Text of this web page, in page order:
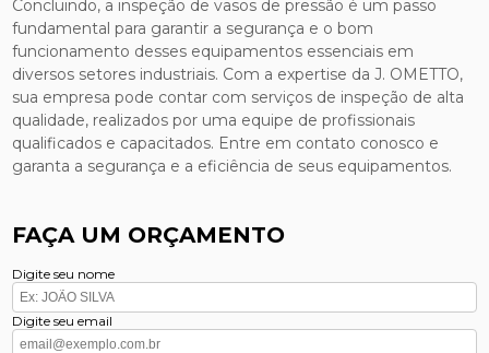
Concluindo, a inspeção de vasos de pressão é um passo
fundamental para garantir a segurança e o bom
funcionamento desses equipamentos essenciais em
diversos setores industriais. Com a expertise da J. OMETTO,
sua empresa pode contar com serviços de inspeção de alta
qualidade, realizados por uma equipe de profissionais
qualificados e capacitados. Entre em contato conosco e
garanta a segurança e a eficiência de seus equipamentos.
FAÇA UM ORÇAMENTO
Digite seu nome
Digite seu email